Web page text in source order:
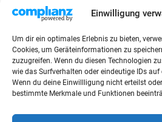
Einwilligung
Um dir ein optimales Erlebnis zu bieten,
Cookies, um Geräteinformationen zu
zuzugreifen. Wenn du diesen Technologien
wie das Surfverhalten oder eindeutige IDs auf
Wenn du deine Einwillligung nicht erteilst
bestimmte Merkmale und Funktionen
Zur Eventübersicht